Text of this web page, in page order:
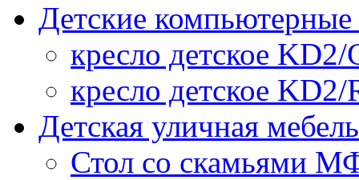
Детские компьютерные
кресло детское
кресло детское
Детская уличная мебель
Стол со скамьями